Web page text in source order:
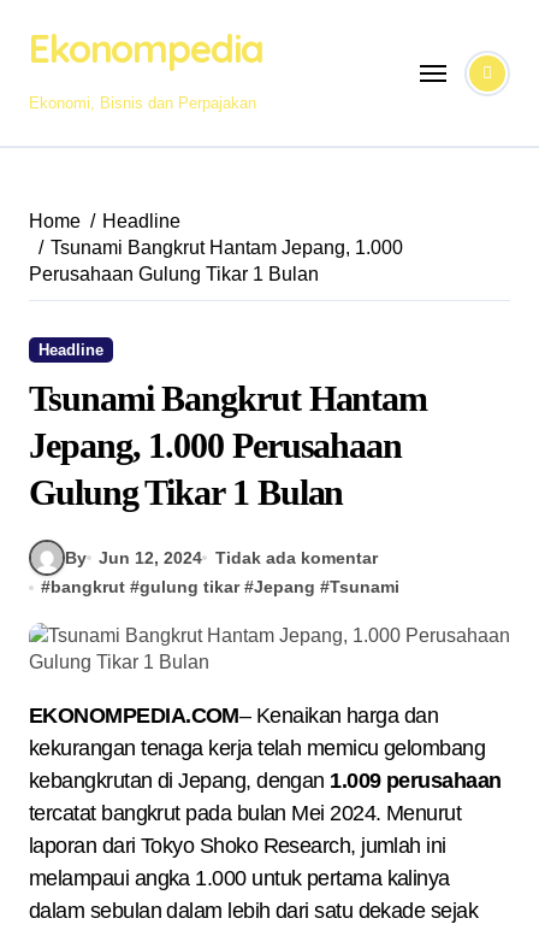
contentEkonompedia
Ekonomi, Bisnis dan Perpajakan
Home
Headline
Tsunami Bangkrut Hantam Jepang, 1.000
Perusahaan Gulung Tikar 1 Bulan
Headline
Tsunami Bangkrut Hantam
Jepang, 1.000 Perusahaan
Gulung Tikar 1 Bulan
By Jun 12, 2024
Tidak ada komentar
#bangkrut #gulung tikar #Jepang #Tsunami
EKONOMPEDIA.COM– Kenaikan harga dan
kekurangan tenaga kerja telah memicu gelombang
kebangkrutan di Jepang, dengan 1.009 perusahaan
tercatat bangkrut pada bulan Mei 2024. Menurut
laporan dari Tokyo Shoko Research, jumlah ini
melampaui angka 1.000 untuk pertama kalinya
dalam sebulan dalam lebih dari satu dekade sejak